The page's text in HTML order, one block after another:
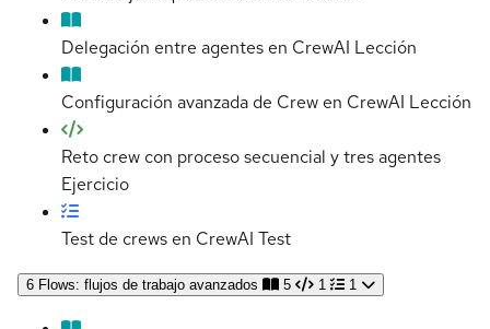
Delegación entre agentes en CrewAI Lección
Configuración avanzada de Crew en CrewAI Lección
Reto crew con proceso secuencial y tres agentes
Ejercicio
Test de crews en CrewAI Test
6 Flows: flujos de trabajo avanzados 5 1 1